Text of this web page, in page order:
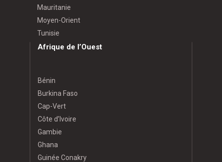
Mauritanie
Moyen-Orient
Tunisie
Afrique de l’Ouest
Bénin
Burkina Faso
Cap-Vert
Côte d’Ivoire
Gambie
Ghana
Guinée Conakry